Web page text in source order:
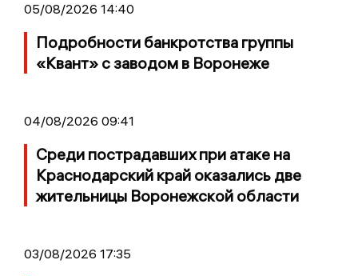
05/08/2026 14:40
Подробности банкротства группы
«Квант» с заводом в Воронеже
04/08/2026 09:41
Среди пострадавших при атаке на
Краснодарский край оказались две
жительницы Воронежской области
03/08/2026 17:35